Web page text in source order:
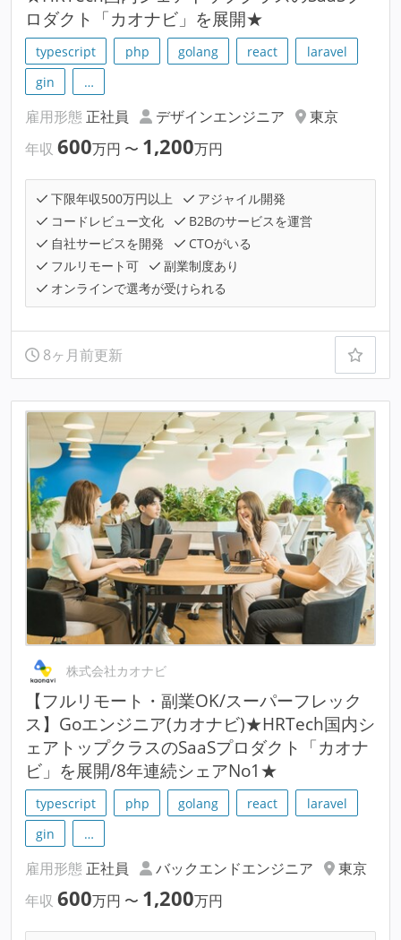
ロダクト「カオナビ」を展開★
typescript php golang react
laravel
gin
…
雇用形態 正社員 デザインエンジニア
東京
年収 600万円 〜 1,200万円
下限年収500万円以上
アジャイル開発
コードレビュー文化
B2Bのサービスを運営
自社サービスを開発
CTOがいる
フルリモート可
副業制度あり
オンラインで選考が受けられる
8ヶ月前更新
株式会社カオナビ
【フルリモート・副業OK/スーパーフレック
ス】Goエンジニア(カオナビ)★HRTech国内シ
ェアトップクラスのSaaSプロダクト「カオナ
ビ」を展開/8年連続シェアNo1★
typescript php golang react
laravel
gin
…
雇用形態 正社員 バックエンドエンジニア
東京
年収 600万円 〜 1,200万円